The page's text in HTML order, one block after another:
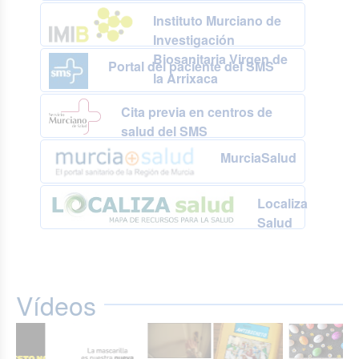
Instituto Murciano de
Investigación
Biosanitaria Virgen de
la Arrixaca
Portal del paciente del SMS
Cita previa en centros de
salud del SMS
MurciaSalud
Localiza
Salud
Vídeos